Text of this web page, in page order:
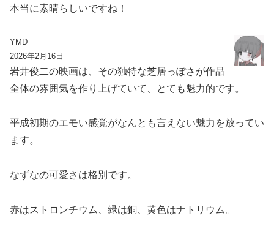
本当に素晴らしいですね！
YMD
2026年2月16日
岩井俊二の映画は、その独特な芝居っぽさが作品
全体の雰囲気を作り上げていて、とても魅力的です。
平成初期のエモい感覚がなんとも言えない魅力を放ってい
ます。
なずなの可愛さは格別です。
赤はストロンチウム、緑は銅、黄色はナトリウム。